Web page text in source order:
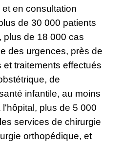
en consultation
de 30 000 patients
plus de 18 000 cas
des urgences, près de
traitements effectués
de
infantile, au moins
plus de 5 000
services de chirurgie
orthopédique, et